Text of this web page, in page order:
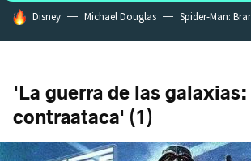
HOY SE HABLA DE
Disney Michael Douglas Spider-Man:
'La guerra de las
contraataca' (1)